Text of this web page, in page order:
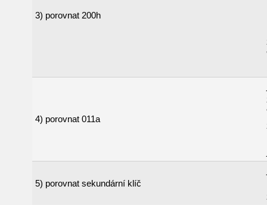
3) porovnat 200h
4) porovnat 011a
5) porovnat sekundární klíč